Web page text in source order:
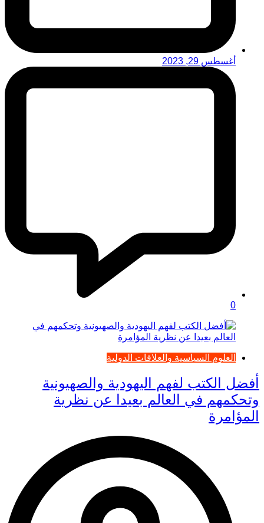
أغسطس 29, 2023
0
العلوم السياسية والعلاقات الدولية
أفضل الكتب لفهم اليهودية والصهيونية
وتحكمهم في العالم بعيدا عن نظرية
المؤامرة